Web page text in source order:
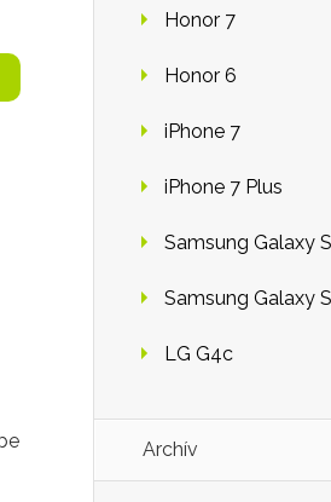
Honor 7
Honor 6
iPhone 7
iPhone 7 Plus
Samsung Galaxy
Samsung Galaxy
LG G4c
Archív